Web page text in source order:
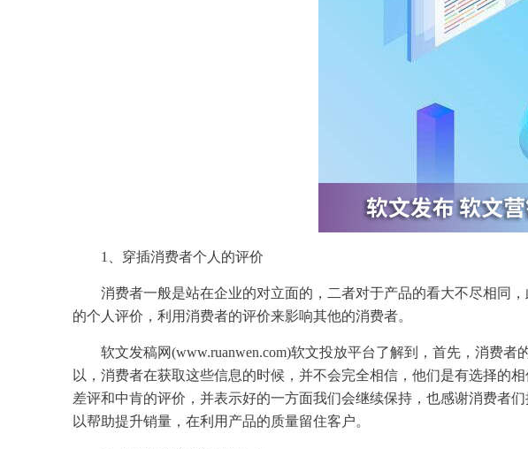
1、穿插消费者个人的评价
消费者一般是站在企业的对立面的，二者对于产品的看大不尽相同
的个人评价， 利用消费者的评价来影响其他的消费者。
软文发稿网(www.ruanwen.com)软文投放平台了解到，首先，消费者
以，消费者在获取这些信息的时候，并不会完全相信，他们是有选择的
差评和中肯的评价，并表示好的一方面我们会继续保持，也感谢消费者
以帮助提升销量，在利用 产品的质量留住客户。